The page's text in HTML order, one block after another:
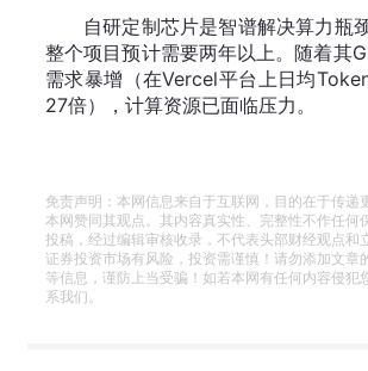
自研定制芯片是智谱解决算力瓶
整个项目预计需要两年以上。随着其
需求暴增（在Vercel平台上日均
27倍），计算资源已面临压力。
免责声明：本网信息来自于互联网，目的在于传递
本网赞同其观点。其内容真实性、完整性不作任何
投稿，经过编辑审核收录，不代表头部财经观点和
证券投资市场有风险，投资需谨慎！请勿添加文章
等信息，谨防上当受骗！如若本网有任何内容侵犯
系我们。